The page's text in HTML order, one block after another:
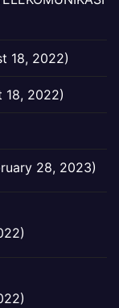
18, 2022)
18, 2022)
28, 2023)